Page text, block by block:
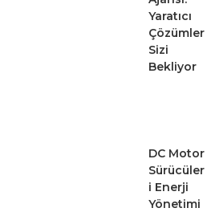
Yaratıcı
Çözümler
Sizi
Bekliyor
DC Motor
Sürücüler
i Enerji
Yönetimi